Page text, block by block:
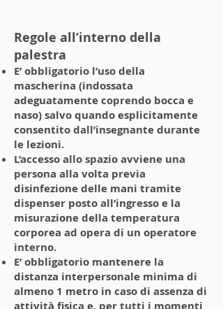
Regole all’interno della
palestra
E’ obbligatorio l’uso della
mascherina (indossata
adeguatamente coprendo bocca e
naso) salvo quando esplicitamente
consentito dall’insegnante durante
le lezioni.
L’accesso allo spazio avviene una
persona alla volta previa
disinfezione delle mani tramite
dispenser posto all’ingresso e la
misurazione della temperatura
corporea ad opera di un operatore
interno.
E’ obbligatorio mantenere la
distanza interpersonale minima di
almeno 1 metro in caso di assenza di
attività fisica e, per tutti i momenti